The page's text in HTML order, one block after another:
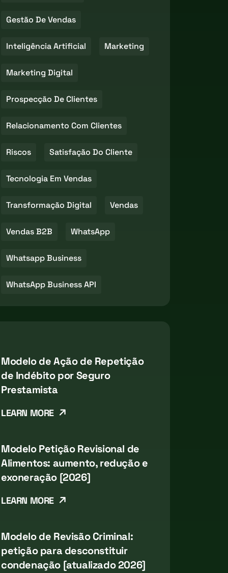
Gestão De Vendas
Inteligência Artificial Marketing
Marketing Digital
Prospecção De Clientes
Relacionamento Com Clientes
Riscos Satisfação Do Cliente
Tecnologia Em Vendas
Transformação Digital Vendas
Vendas B2B WhatsApp
Whatsapp Business
WhatsApp Business API
Modelo de Ação de Repetição
de Indébito por Seguro
Prestamista
LEARN MORE
Modelo Petição Revisional de
Alimentos: aumento, redução e
exoneração [2026]
LEARN MORE
Modelo de Revisão Criminal:
petição para desconstituir
condenação [atualizado 2026]